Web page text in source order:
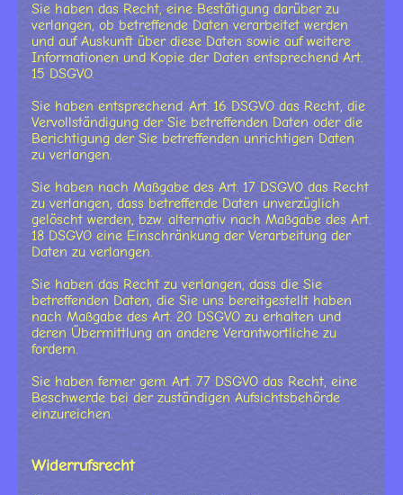
Sie haben das Recht, eine Bestätigung darüber zu
verlangen, ob betreffende Daten verarbeitet werden
und auf Auskunft über diese Daten sowie auf weitere
Informationen und Kopie der Daten entsprechend Art.
15 DSGVO.
Sie haben entsprechend. Art. 16 DSGVO das Recht, die
Vervollständigung der Sie betreffenden Daten oder die
Berichtigung der Sie betreffenden unrichtigen Daten
zu verlangen.
Sie haben nach Maßgabe des Art. 17 DSGVO das Recht
zu verlangen, dass betreffende Daten unverzüglich
gelöscht werden, bzw. alternativ nach Maßgabe des Art.
18 DSGVO eine Einschränkung der Verarbeitung der
Daten zu verlangen.
Sie haben das Recht zu verlangen, dass die Sie
betreffenden Daten, die Sie uns bereitgestellt haben
nach Maßgabe des Art. 20 DSGVO zu erhalten und
deren Übermittlung an andere Verantwortliche zu
fordern.
Sie haben ferner gem. Art. 77 DSGVO das Recht, eine
Beschwerde bei der zuständigen Aufsichtsbehörde
einzureichen.
Widerrufsrecht